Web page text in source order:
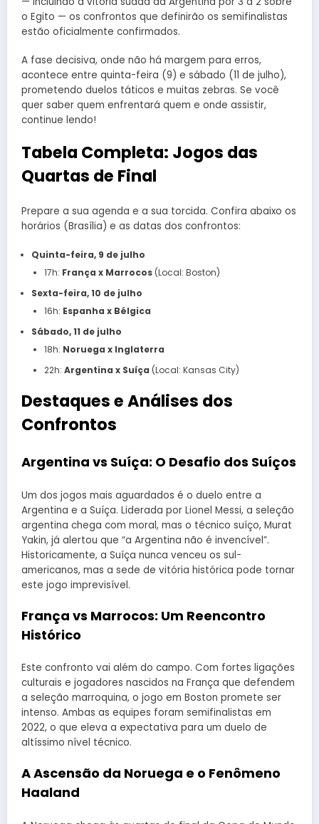
o Egito — os confrontos que definirão os semifinalistas
estão oficialmente confirmados.
A fase decisiva, onde não há margem para erros,
acontece entre quinta-feira (9) e sábado (11 de julho),
prometendo duelos táticos e muitas zebras. Se você
quer saber quem enfrentará quem e onde assistir,
continue lendo!
Tabela Completa: Jogos das
Quartas de Final
Prepare a sua agenda e a sua torcida. Confira abaixo os
horários (Brasília) e as datas dos confrontos:
Quinta-feira, 9 de julho
17h: França x Marrocos(Local: Boston)
Sexta-feira, 10 de julho
16h: Espanha x Bélgica
Sábado, 11 de julho
18h: Noruega x Inglaterra
22h: Argentina x Suíça (Local: Kansas City)
Destaques e Análises dos
Confrontos
Argentina vs Suíça: O Desafio dos Suíços
Um dos jogos mais aguardados é o duelo entre a
Argentina e a Suíça. Liderada por Lionel Messi, a seleção
argentina chega com moral, mas o técnico suíço, Murat
Yakin, já alertou que “a Argentina não é invencível”.
Historicamente, a Suíça nunca venceu os sul-
americanos, mas a sede de vitória histórica pode tornar
este jogo imprevisível.
França vs Marrocos: Um Reencontro
Histórico
Este confronto vai além do campo. Com fortes ligações
culturais e jogadores nascidos na França que defendem
a seleção marroquina, o jogo em Boston promete ser
intenso. Ambas as equipes foram semifinalistas em
2022, o que eleva a expectativa para um duelo de
altíssimo nível técnico.
A Ascensão da Noruega e o Fenômeno
Haaland